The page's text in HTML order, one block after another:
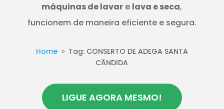
máquinas de lavar e lava e seca,
funcionem de maneira eficiente e segura.
Home 9 Tag: CONSERTO DE ADEGA SANTA
CÂNDIDA
LIGUE AGORA MESMO!